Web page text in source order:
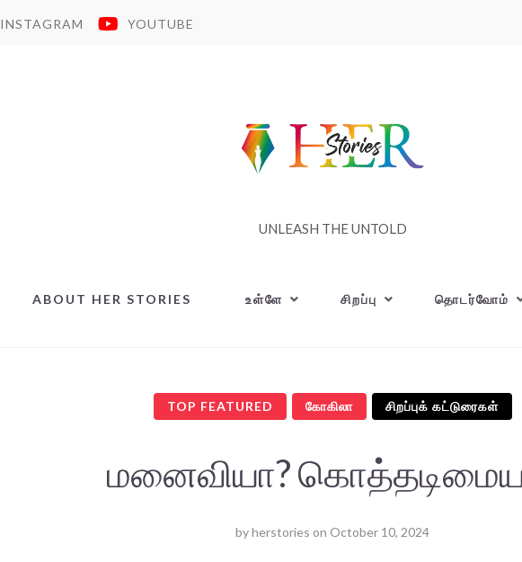
INSTAGRAM YOUTUBE
UNLEASH THE UNTOLD
ABOUT HER STORIES உள்ளே சிறப்பு தொடர்வோம்
TOP FEATURED கோகிலா சிறப்புக் கட்டுரைகள்
மனைவியா?
byherstories on October 10, 2024